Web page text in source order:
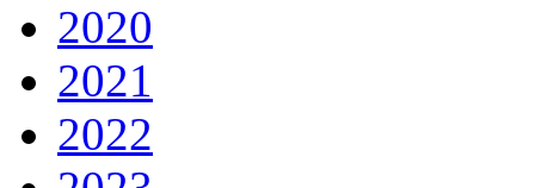
2020
2021
2022